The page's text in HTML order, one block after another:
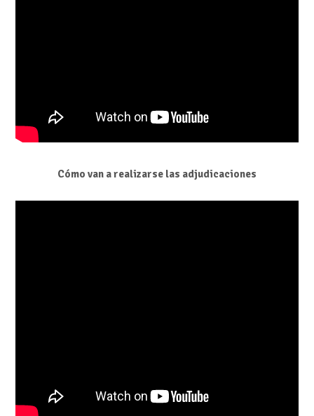
Cómo van a realizarse las adjudicaciones